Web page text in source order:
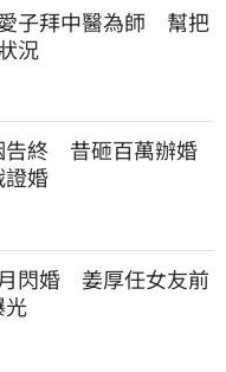
子拜中醫為師　幫把
況
終　昔砸百萬辦婚
婚
閃婚　姜厚任女友前
光